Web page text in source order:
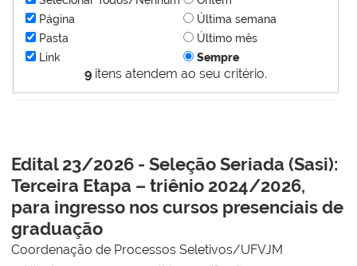
9 itens atendem ao seu critério.
Página
Pasta
Link
Última semana
Último mês
Sempre
Edital 23/2026 - Seleção Seriada (Sasi):
Terceira Etapa – triênio 2024/2026,
para ingresso nos cursos presenciais de
graduação
Coordenação de Processos Seletivos/UFVJM